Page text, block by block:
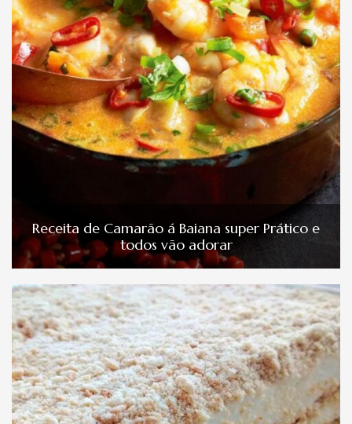
Receita de Camarão á Baiana super Prático e
todos vão adorar